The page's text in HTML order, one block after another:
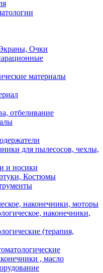
Очки
материалы
отбеливание
для пылесосов, чехлы,
и носики
Костюмы
наконечники, моторы
наконечники,
(терапия,
, масло